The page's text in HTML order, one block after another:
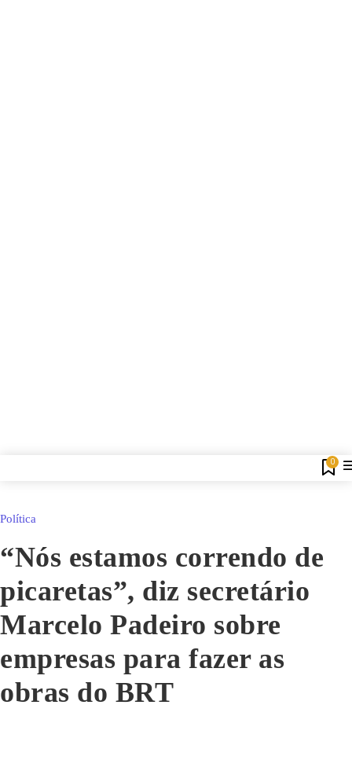
0
Política
“Nós estamos correndo de
picaretas”, diz secretário
Marcelo Padeiro sobre
empresas para fazer as
obras do BRT